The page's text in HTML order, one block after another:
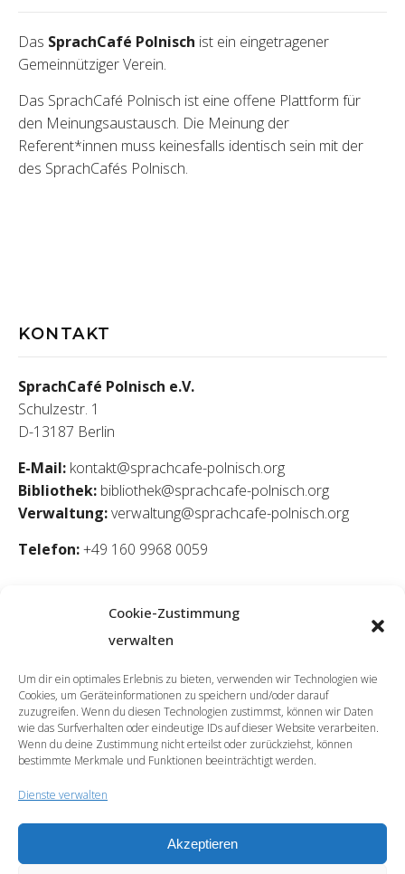
Cookie-Zustimmung
verwalten
Um dir ein optimales Erlebnis zu bieten, verwenden wir Technologien wie
Cookies, um Geräteinformationen zu speichern und/oder darauf
zuzugreifen. Wenn du diesen Technologien zustimmst, können wir Daten
wie das Surfverhalten oder eindeutige IDs auf dieser Website verarbeiten.
Wenn du deine Zustimmung nicht erteilst oder zurückziehst, können
bestimmte Merkmale und Funktionen beeinträchtigt werden.
Dienste verwalten
Akzeptieren
Das SprachCafé Polnisch ist ein eingetragener
Gemeinnütziger Verein.
Das SprachCafé Polnisch ist eine offene Plattform für
den Meinungsaustausch. Die Meinung der
Referent*innen muss keinesfalls identisch sein mit der
des SprachCafés Polnisch.
KONTAKT
SprachCafé Polnisch e.V.
Schulzestr. 1
D-13187 Berlin
E-Mail: kontakt@sprachcafe-polnisch.org
Bibliothek: bibliothek@sprachcafe-polnisch.org
Verwaltung:verwaltung@sprachcafe-polnisch.org
Telefon:+49 160 9968 0059
© 2026 | SprachCafé Polnisch